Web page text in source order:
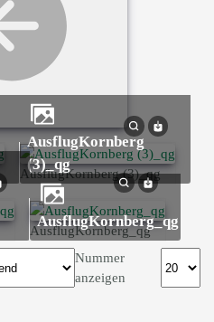
AusflugKornberg (3)_qg
AusflugKornberg
(3)_qg
AusflugKornberg_qg
AusflugKornberg_qg
Nummer
anzeigen